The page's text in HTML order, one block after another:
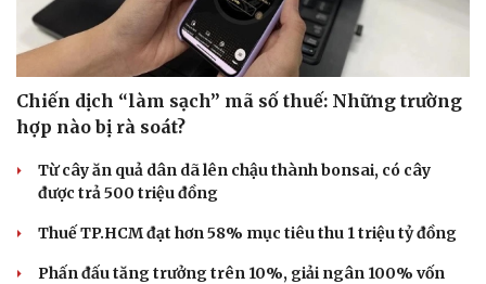
Chiến dịch “làm sạch” mã số thuế: Những trường
hợp nào bị rà soát?
Từ cây ăn quả dân dã lên chậu thành bonsai, có cây
được trả 500 triệu đồng
Thuế TP.HCM đạt hơn 58% mục tiêu thu 1 triệu tỷ đồng
Phấn đấu tăng trưởng trên 10%, giải ngân 100% vốn